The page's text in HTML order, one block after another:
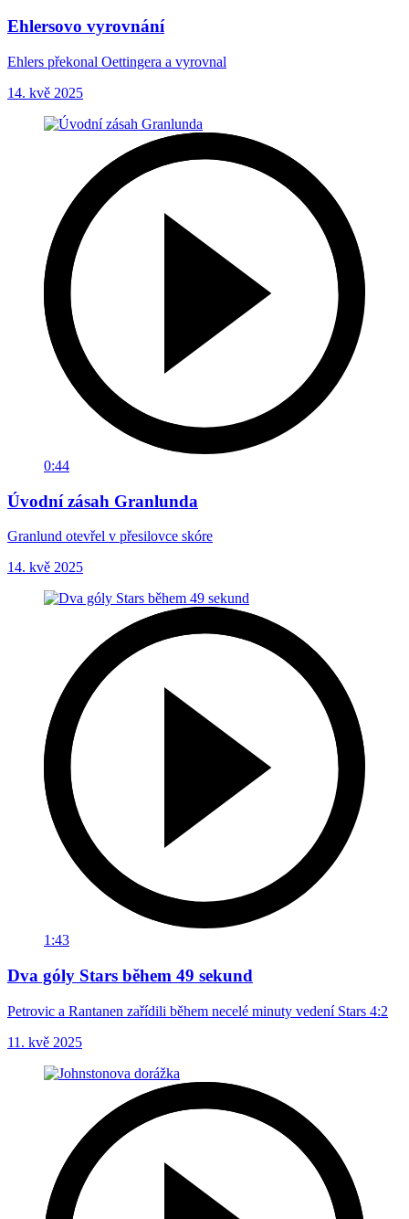
Ehlersovo vyrovnání
Ehlers překonal Oettingera a vyrovnal
14. kvě 2025
0:44
Úvodní zásah Granlunda
Granlund otevřel v přesilovce skóre
14. kvě 2025
1:43
Dva góly Stars během 49 sekund
Petrovic a Rantanen zařídili během necelé minuty vedení Stars 4:2
11. kvě 2025